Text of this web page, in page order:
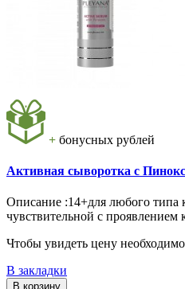
+ бонусных рублей
Активная сыворотка с
Описание :14+для любого типа
чувствительной с проявлением
Чтобы увидеть цену необходимо
В закладки
В корзину